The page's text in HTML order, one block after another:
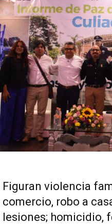
Figuran violencia
comercio, robo a
lesiones; homicidio,